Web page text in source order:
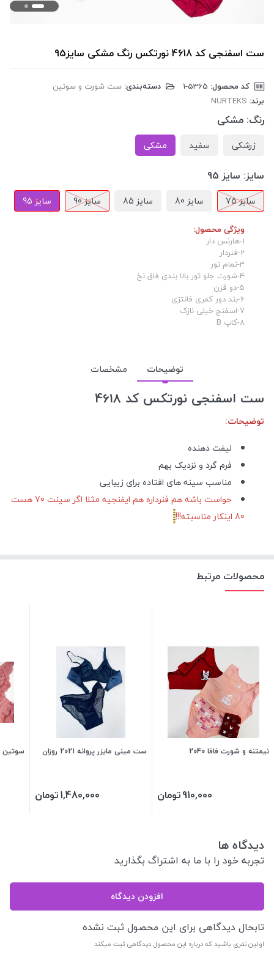
ست اسفنجی کد 4618 نورتکس رنگ مشکی سایز95
کد محصول: دسته‌بندی: ست شورت و سوتین
برند: NURTEKS
رنگ: مشکی
زرشکی سفید مشکی
سایز: سایز 95
سایز 75 سایز 80 سایز 85 سایز 90 سایز 95
ویژگی محصول:
1-هارنس دار
2-فنردار
3-تمام تور
4-شورت جلو تور بالا بندی فاق نخ
5-دو قزن
6-بند دور کمری فانتزی
7-اسفنج خیلی نازک
8-کاپ B
توضیحات مشخصات
ست اسفنجی نورتکس کد 4618
توضیحات:
لیفت دهنده
فرم گرد و نزدیک بهم
مناسب سینه های افتاده برای زیبایی
حواست باشه هم فنرداره هم ایفنجیه مثلا اگر سینت 70 هست
80 اینکار مناسبته!!!
محصولات مرتبط
نیمتنه و شورت فافا 2040
910,000تومان
ست مینی مایزر پروانه 2021 روزان
1,480,000تومان
سوتین
دیدگاه ها
تجربه خود را با ما به اشتراگ بگذارید
افزودن دیدگاه
تابحال دیدگاهی برای این محصول ثبت نشده
اولین نفری باشید که درباره این محصول دیدگاهی ثبت میکند